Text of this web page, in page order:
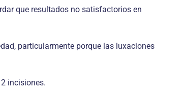
que resultados no satisfactorios en
particularmente porque las luxaciones
incisiones.